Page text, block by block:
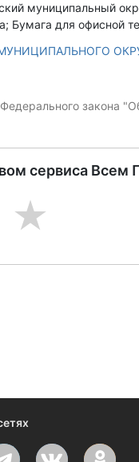
муниципальный
для офисной
закона
сервиса Всем
5